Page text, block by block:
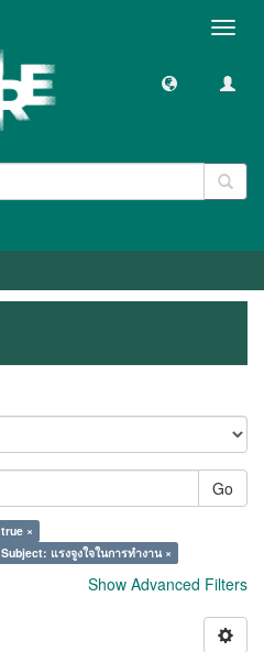
Go
×
Subject: แรงจูงใจในการทำงาน ×
Show Advanced Filters